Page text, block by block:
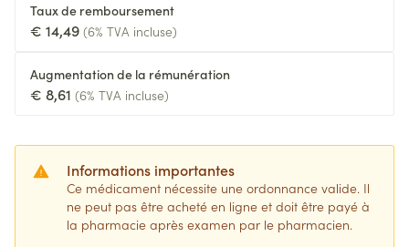
Taux de remboursement
€ 14,49 (6% TVA incluse)
Augmentation de la rémunération
€ 8,61 (6% TVA incluse)
Informations importantes
Ce médicament nécessite une ordonnance valide. Il
ne peut pas être acheté en ligne et doit être payé à
la pharmacie après examen par le pharmacien.